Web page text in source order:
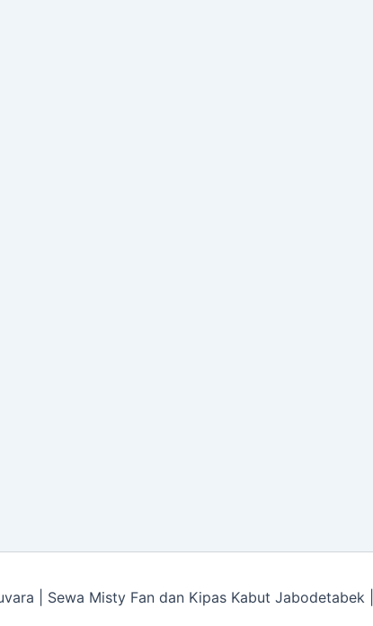
| Sewa Misty Fan dan Kipas Kabut Jabodetabek